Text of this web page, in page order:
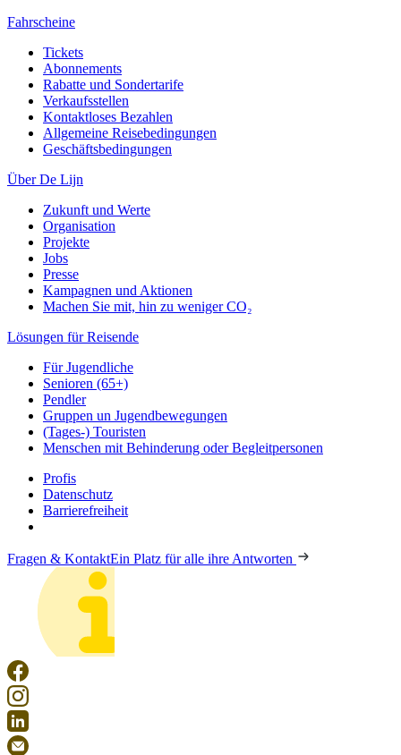
Fahrscheine
Tickets
Abonnements
Rabatte und Sondertarife
Verkaufsstellen
Kontaktloses Bezahlen
Allgemeine Reisebedingungen
Geschäftsbedingungen
Über De Lijn
Zukunft und Werte
Organisation
Projekte
Jobs
Presse
Kampagnen und Aktionen
Machen Sie mit, hin zu weniger CO₂
Lösungen für Reisende
Für Jugendliche
Senioren (65+)
Pendler
Gruppen un Jugendbewegungen
(Tages-) Touristen
Menschen mit Behinderung oder Begleitpersonen
Profis
Datenschutz
Barrierefreiheit
Fragen & KontaktEin Platz für alle ihre Antworten